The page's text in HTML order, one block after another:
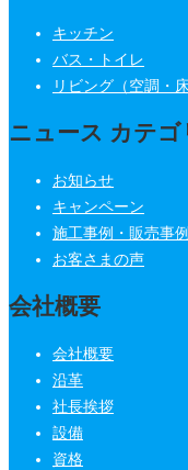
キッチン
バス・トイレ
リビング（空調・床
ニュース カテゴ
お知らせ
キャンペーン
施工事例・販売事例
お客さまの声
会社概要
会社概要
沿革
社長挨拶
設備
資格